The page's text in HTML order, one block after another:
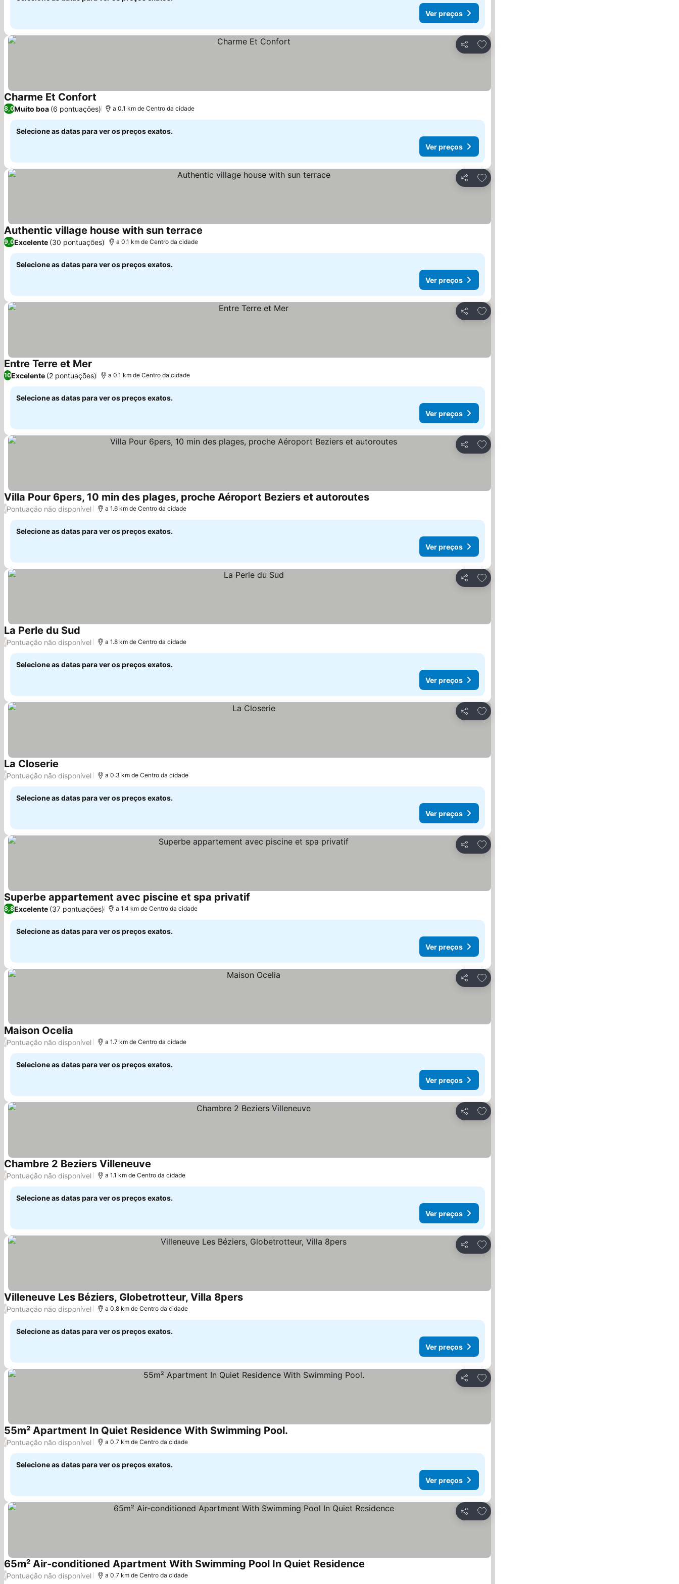
Ver preços
Partilhar
Adicionar aos favoritos
Charme Et Confort Ver preços
8,0Muito boa (6 pontuações) a 0.1 km de Centro da cidade
Selecione as datas para ver os preços exatos.
Ver preços
Partilhar
Adicionar aos favoritos
Authentic village house with sun terrace
9,0Excelente (30 pontuações) a 0.1 km de Centro da cidade
Selecione as datas para ver os preços exatos.
Ver preços
Partilhar
Adicionar aos favoritos
Entre Terre et Mer Ver preços
10Excelente (2 pontuações) a 0.1 km de Centro da cidade
Selecione as datas para ver os preços exatos.
Ver preços
Partilhar
Adicionar aos favoritos
Villa Pour 6pers, 10 min des plages, proche Aéroport Beziers et autoroutesVer preços
/Pontuação não disponível a 1.6 km de Centro da cidade
Selecione as datas para ver os preços exatos.
Ver preços
Partilhar
Adicionar aos favoritos
La Perle du Sud Ver preços
/Pontuação não disponível a 1.8 km de Centro da cidade
Selecione as datas para ver os preços exatos.
Ver preços
Partilhar
Adicionar aos favoritos
La Closerie Ver preços
/Pontuação não disponível a 0.3 km de Centro da cidade
Selecione as datas para ver os preços exatos.
Ver preços
Partilhar
Adicionar aos favoritos
Superbe appartement avec piscine et spa privatif
8,8Excelente (37 pontuações) a 1.4 km de Centro da cidade
Selecione as datas para ver os preços exatos.
Ver preços
Partilhar
Adicionar aos favoritos
Maison Ocelia Ver preços
/Pontuação não disponível a 1.7 km de Centro da cidade
Selecione as datas para ver os preços exatos.
Ver preços
Partilhar
Adicionar aos favoritos
Chambre 2 Beziers Villeneuve
/Pontuação não disponível a 1.1 km de Centro da cidade
Selecione as datas para ver os preços exatos.
Ver preços
Partilhar
Adicionar aos favoritos
Villeneuve Les Béziers, Globetrotteur, Villa 8persVer preços
/Pontuação não disponível a 0.8 km de Centro da cidade
Selecione as datas para ver os preços exatos.
Ver preços
Partilhar
Adicionar aos favoritos
55m² Apartment In Quiet Residence With Swimming Pool.
/Pontuação não disponível a 0.7 km de Centro da cidade
Selecione as datas para ver os preços exatos.
Ver preços
Partilhar
Adicionar aos favoritos
65m² Air-conditioned Apartment With Swimming Pool In Quiet Residence
/Pontuação não disponível a 0.7 km de Centro da cidade